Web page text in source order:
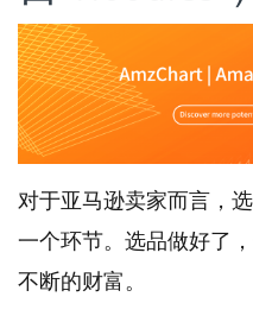
对于亚马逊卖家而言，
一个环节。选品做好了
不断的财富。